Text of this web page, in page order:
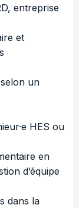
entreprise
et
un
HES ou
en
d’équipe
dans la